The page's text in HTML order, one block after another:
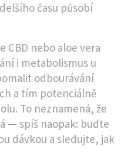
času působí
CBD nebo aloe vera
i metabolismus u
odbourávání
a tím potenciálně
To neznamená, že
— spíš naopak: buďte
dávkou a sledujte, jak